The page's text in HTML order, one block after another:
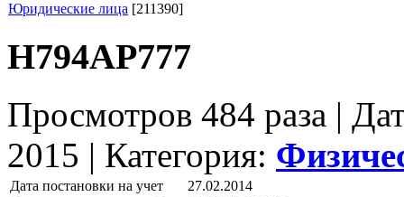
Юридические лица [211390]
Н794АР777
Просмотров 484 раза |
2015 | Категория:
Дата постановки на учет
27.02.2014